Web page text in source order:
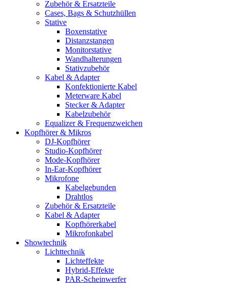
Zubehör & Ersatzteile
Cases, Bags & Schutzhüllen
Stative
Boxenstative
Distanzstangen
Monitorstative
Wandhalterungen
Stativzubehör
Kabel & Adapter
Konfektionierte Kabel
Meterware Kabel
Stecker & Adapter
Kabelzubehör
Equalizer & Frequenzweichen
Kopfhörer & Mikros
DJ-Kopfhörer
Studio-Kopfhörer
Mode-Kopfhörer
In-Ear-Kopfhörer
Mikrofone
Kabelgebunden
Drahtlos
Zubehör & Ersatzteile
Kabel & Adapter
Kopfhörerkabel
Mikrofonkabel
Showtechnik
Lichttechnik
Lichteffekte
Hybrid-Effekte
PAR-Scheinwerfer